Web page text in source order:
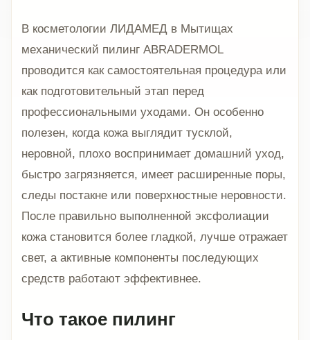
В косметологии ЛИДАМЕД в Мытищах
механический пилинг ABRADERMOL
проводится как самостоятельная процедура или
как подготовительный этап перед
профессиональными уходами. Он особенно
полезен, когда кожа выглядит тусклой,
неровной, плохо воспринимает домашний уход,
быстро загрязняется, имеет расширенные поры,
следы постакне или поверхностные неровности.
После правильно выполненной эксфолиации
кожа становится более гладкой, лучше отражает
свет, а активные компоненты последующих
средств работают эффективнее.
Что такое пилинг